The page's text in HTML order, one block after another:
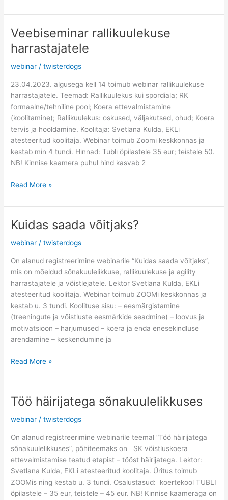
Veebiseminar rallikuulekuse
harrastajatele
webinar /twisterdogs
23.04.2023. algusega kell 14 toimub webinar rallikuulekuse
harrastajatele. Teemad: Rallikuulekus kui spordiala; RK
formaalne/tehniline pool; Koera ettevalmistamine
(koolitamine); Rallikuulekus: oskused, väljakutsed, ohud; Koera
tervis ja hooldamine. Koolitaja: Svetlana Kulda, EKLi
atesteeritud koolitaja. Webinar toimub Zoomi keskkonnas ja
kestab min 4 tundi. Hinnad: Tubli õpilastele 35 eur; teistele 50.
NB! Kinnise kaamera puhul hind kasvab 2
Veebiseminar
rallikuulekuse
harrastajatele
Read More »
Kuidas saada võitjaks?
webinar /twisterdogs
On alanud registreerimine webinarile “Kuidas saada võitjaks”,
mis on mõeldud sõnakuulelikkuse, rallikuulekuse ja agility
harrastajatele ja võistlejatele. Lektor Svetlana Kulda, EKLi
atesteeritud koolitaja. Webinar toimub ZOOMi keskkonnas ja
kestab u. 3 tundi. Koolituse sisu: – eesmärgistamine
(treeningute ja võistluste eesmärkide seadmine) – loovus ja
motivatsioon – harjumused – koera ja enda enesekindluse
arendamine – keskendumine ja
Kuidas
võitjaks?
Read More »
Töö häirijatega sõnakuulelikkuses
webinar /twisterdogs
On alanud registreerimine webinarile teemal “Töö häirijatega
sõnakuulelikkuses”, põhiteemaks on SK võistluskoera
ettevalmistamise teatud etapist – tööst häirijatega. Lektor:
Svetlana Kulda, EKLi atesteeritud koolitaja. Üritus toimub
ZOOMis ning kestab u. 3 tundi. Osalustasud: koertekool TUBLI
õpilastele – 35 eur, teistele – 45 eur. NB! Kinnise kaameraga on
Töö
sõnakuulelikkuses